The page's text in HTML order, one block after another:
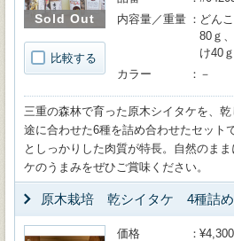
Sold Out
比較する
内容量／重量
どん
80ｇ
け40
カラー
－
三重の森林で育った原木シイタケを、
途に合わせた6種を詰め合わせたセット
としっかりした肉質が特長。自然のま
ケのうまみをぜひご賞味ください。
原木栽培 乾シイタケ 4種詰め
価格